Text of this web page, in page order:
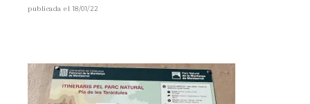
publicada el18/01/22